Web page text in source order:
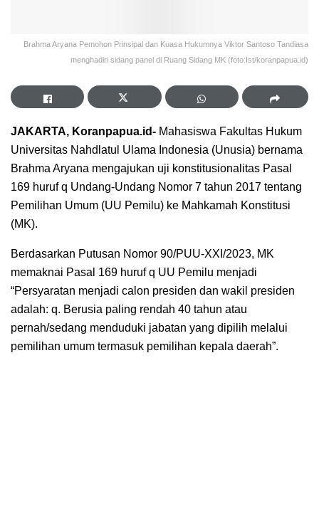
Brahma Aryana Pemohon Prinsipal dan Kuasa Hukumnya Viktor Santoso Tandiasa
menghadiri sidang panel di Ruang Sidang MK (foto:Ist/koranpapua.id)
JAKARTA, Koranpapua.id- Mahasiswa Fakultas Hukum
Universitas Nahdlatul Ulama Indonesia (Unusia) bernama
Brahma Aryana mengajukan uji konstitusionalitas Pasal
169 huruf q Undang-Undang Nomor 7 tahun 2017 tentang
Pemilihan Umum (UU Pemilu) ke Mahkamah Konstitusi
(MK).
Berdasarkan Putusan Nomor 90/PUU-XXI/2023, MK
memaknai Pasal 169 huruf q UU Pemilu menjadi
“Persyaratan menjadi calon presiden dan wakil presiden
adalah: q. Berusia paling rendah 40 tahun atau
pernah/sedang menduduki jabatan yang dipilih melalui
pemilihan umum termasuk pemilihan kepala daerah”.